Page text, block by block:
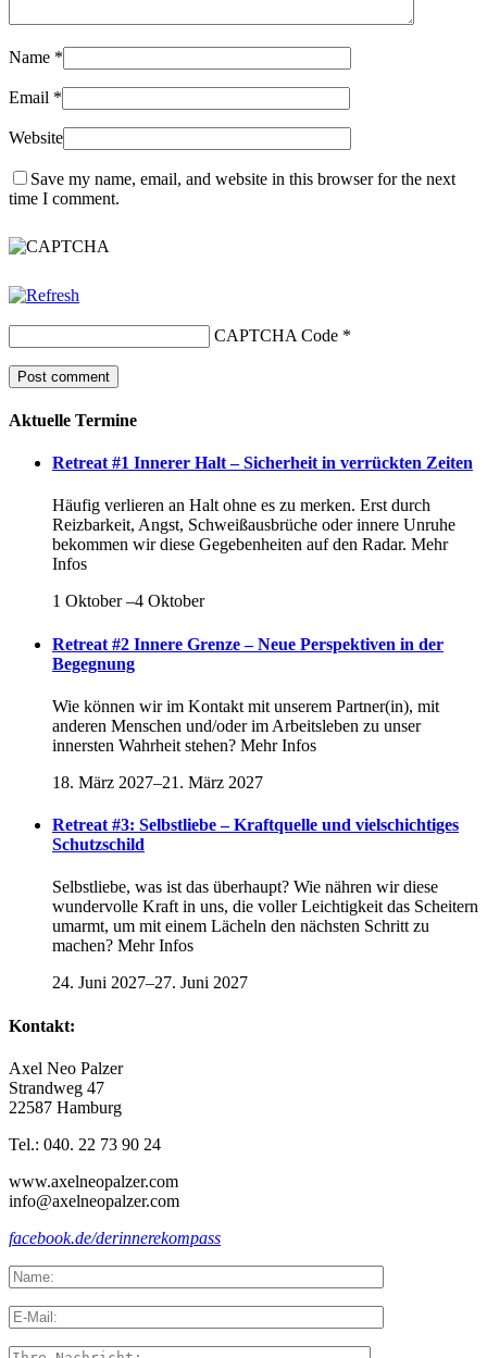
Name *
Email *
Website
Save my name, email, and website in this browser for the next
time I comment.
CAPTCHA Code *
Aktuelle Termine
Retreat #1 Innerer Halt – Sicherheit in verrückten Zeiten
Häufig verlieren an Halt ohne es zu merken. Erst durch
Reizbarkeit, Angst, Schweißausbrüche oder innere Unruhe
bekommen wir diese Gegebenheiten auf den Radar. Mehr
Infos
1 Oktober–4 Oktober
Retreat #2 Innere Grenze – Neue Perspektiven in der
Begegnung
Wie können wir im Kontakt mit unserem Partner(in), mit
anderen Menschen und/oder im Arbeitsleben zu unser
innersten Wahrheit stehen? Mehr Infos
18. März 2027–21. März 2027
Retreat #3: Selbstliebe – Kraftquelle und vielschichtiges
Schutzschild
Selbstliebe, was ist das überhaupt? Wie nähren wir diese
wundervolle Kraft in uns, die voller Leichtigkeit das Scheitern
umarmt, um mit einem Lächeln den nächsten Schritt zu
machen? Mehr Infos
24. Juni 2027–27. Juni 2027
Kontakt:
Axel Neo Palzer
Strandweg 47
22587 Hamburg
Tel.: 040. 22 73 90 24
www.axelneopalzer.com
info@axelneopalzer.com
facebook.de/derinnerekompass